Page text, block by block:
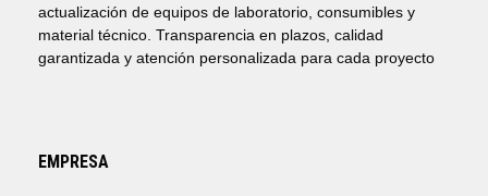
actualización de equipos de laboratorio, consumibles y
material técnico. Transparencia en plazos, calidad
garantizada y atención personalizada para cada proyecto
EMPRESA